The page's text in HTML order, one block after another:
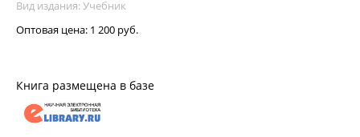
Вид издания: Учебник
Оптовая цена: 1 200 руб.
Книга размещена в базе